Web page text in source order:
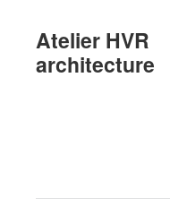
Atelier HVR
architecture